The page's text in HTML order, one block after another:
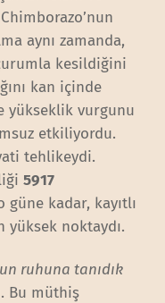
aynı zamanda,
kesildiğini
kan içinde
yükseklik vurgunu
etkiliyordu.
tehlikeydi.
5917
kadar, kayıtlı
yüksek noktaydı.
ruhuna tanıdık
Bu müthiş